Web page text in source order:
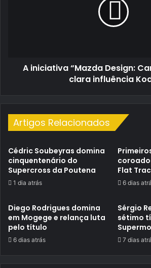
influência
A iniciativa “Mazda Design:
clara influência
Artigos Relacionados
Cédric Soubeyras domina
cinquentenário do
Supercross da Poutena
1 dia atrás
Flat
6 dias
Diego Rodrigues domina
em Mogege e relança luta
pelo título
6 dias atrás
Sérgio
sétimo
7 dias